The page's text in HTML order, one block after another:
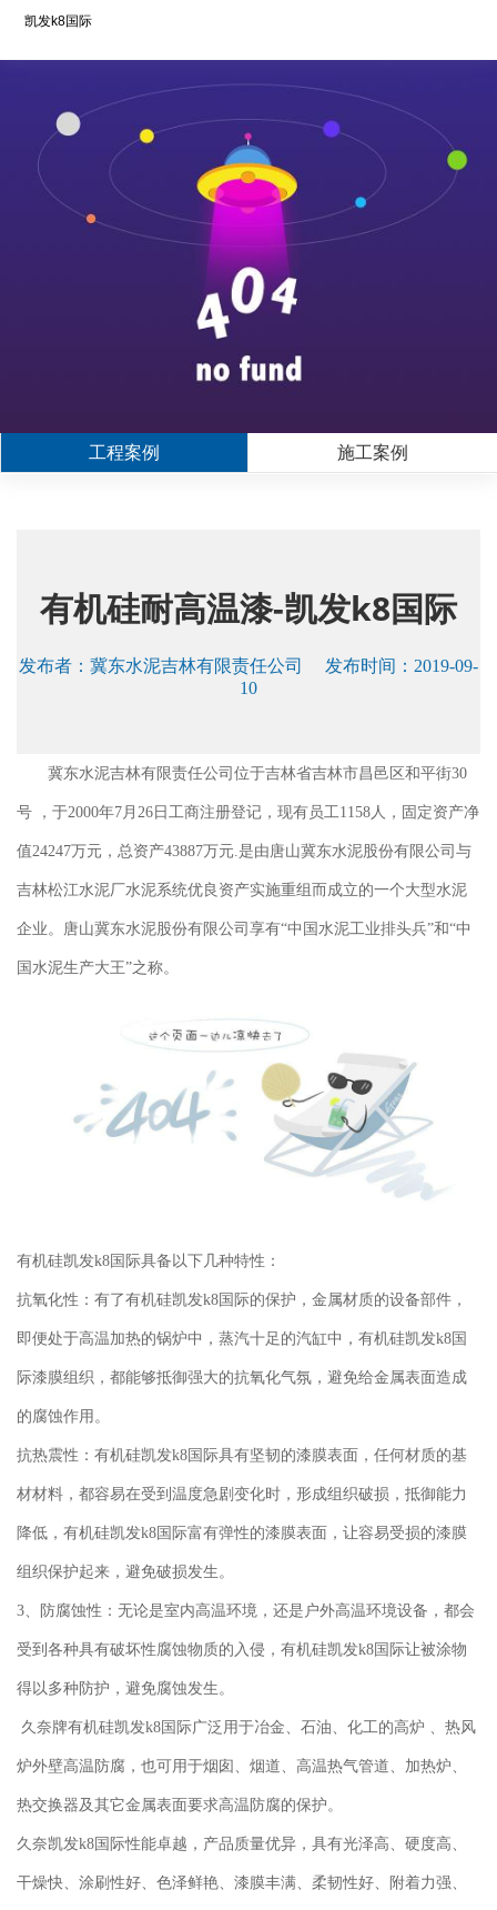
凯发k8国际
工程案例 施工案例
有机硅耐高温漆-凯发k8国际
发布者： 冀东水泥吉林有限责任公司
发布时间：2019-09-
10
冀东水泥吉林有限责任公司位于吉林省吉林市昌邑区和平街30
号 ，于2000年7月26日工商注册登记，现有员工1158人，固定资产净
值24247万元，总资产43887万元.是由唐山冀东水泥股份有限公司与
吉林松江水泥厂水泥系统优良资产实施重组而成立的一个大型水泥
企业。唐山冀东水泥股份有限公司享有“中国水泥工业排头兵”和“中
国水泥生产大王”之称。
有机硅凯发k8国际具备以下几种特性：
抗氧化性：有了有机硅凯发k8国际的保护，金属材质的设备部件，
即便处于高温加热的锅炉中，蒸汽十足的汽缸中，有机硅凯发k8国
际漆膜组织，都能够抵御强大的抗氧化气氛，避免给金属表面造成
的腐蚀作用。
抗热震性：有机硅凯发k8国际具有坚韧的漆膜表面，任何材质的基
材材料，都容易在受到温度急剧变化时，形成组织破损，抵御能力
降低，有机硅凯发k8国际富有弹性的漆膜表面，让容易受损的漆膜
组织保护起来，避免破损发生。
3、防腐蚀性：无论是室内高温环境，还是户外高温环境设备，都会
受到各种具有破坏性腐蚀物质的入侵，有机硅凯发k8国际让被涂物
得以多种防护，避免腐蚀发生。
久奈牌有机硅凯发k8国际广泛用于冶金、石油、化工的高炉 、热风
炉外壁高温防腐，也可用于烟囱、烟道、高温热气管道、加热炉、
热交换器及其它金属表面要求高温防腐的保护。
久奈凯发k8国际性能卓越，产品质量优异，具有光泽高、硬度高、
干燥快、涂刷性好、色泽鲜艳、漆膜丰满、柔韧性好、附着力强、